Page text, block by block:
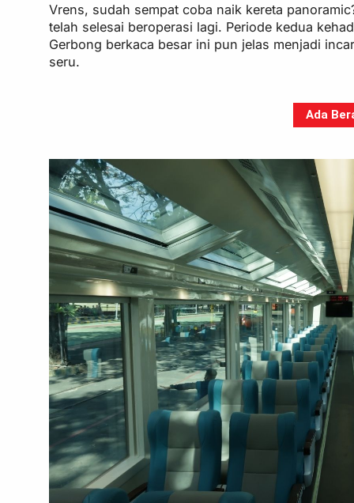
Vrens, sudah sempat coba naik kereta
telah selesai beroperasi lagi. Periode kedua
Gerbong berkaca besar ini pun jelas menjadi
seru.
Ada